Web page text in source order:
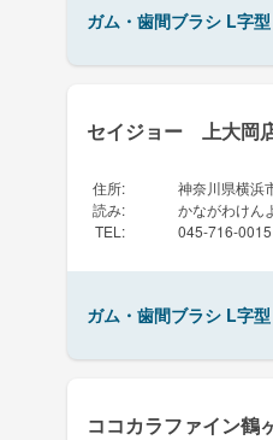
ガム・歯間ブラシ L字
セイジョー 上大岡
住所:
神奈川県横浜
読み:
かながわけん
TEL : 045-716-0015
ガム・歯間ブラシ L字
ココカラファイン鶴